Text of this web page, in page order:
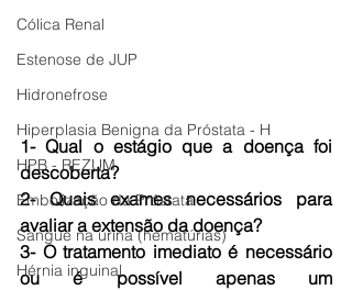
Cólica Renal
Estenose de JUP
Hidronefrose
Hiperplasia Benigna da Próstata - H
HPB - REZUM
Embolização da Próstata
Sangue na urina (hematúrias)
Hérnia inguinal
1- Qual o estágio que a doença foi
descoberta?
2- Quais exames necessários para
avaliar a extensão da doença?
3- O tratamento imediato é necessário
ou é possível apenas um